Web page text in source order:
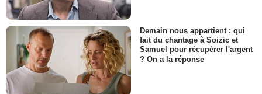
Demain nous appartient : qui
fait du chantage à Soizic et
Samuel pour récupérer l'argent
? On a la réponse